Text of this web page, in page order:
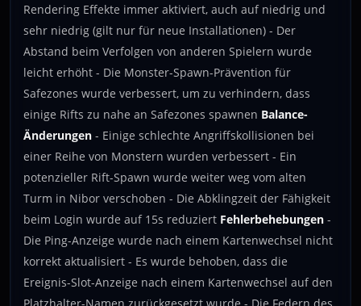
Rendering Effekte immer aktiviert, auch auf niedrig und
sehr niedrig (gilt nur für neue Installationen) - Der
Abstand beim Verfolgen von anderen Spielern wurde
leicht erhöht - Die Monster-Spawn-Prävention für
Safezones wurde verbessert, um zu verhindern, dass
einige Rifts zu nahe an Safezones spawnen Balance-
Änderungen - Einige schlechte Angriffskollisionen bei
einer Reihe von Monstern wurden verbessert - Ein
potenzieller Rift-Spawn wurde weiter weg vom alten
Turm in Nibor verschoben - Die Abklingzeit der Fähigkeit
beim Login wurde auf 15s reduziert Fehlerbehebungen -
Die Ping-Anzeige wurde nach einem Kartenwechsel nicht
korrekt aktualisiert - Es wurde behoben, dass die
Ereignis-Slot-Anzeige nach einem Kartenwechsel auf den